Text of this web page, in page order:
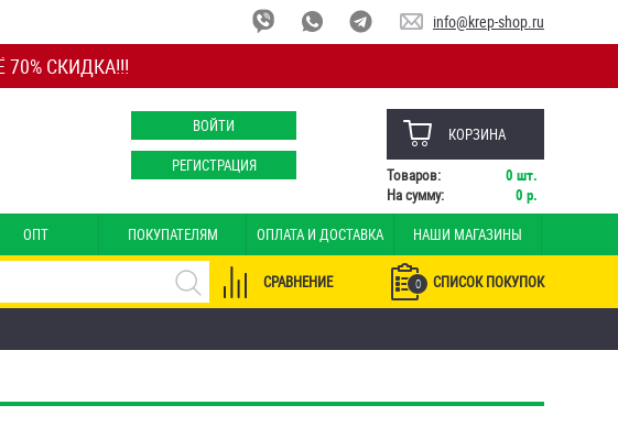
СКИДКА!!!
info@krep-shop.ru
ВОЙТИ
РЕГИСТРАЦИЯ
КОРЗИНА
Товаров: 0 шт.
На сумму:
0 р.
ОПТ ПОКУПАТЕЛЯМ ОПЛАТА И ДОСТАВКА НАШИ МАГАЗИНЫ
0 СПИСОК ПОКУПОК
СРАВНЕНИЕ